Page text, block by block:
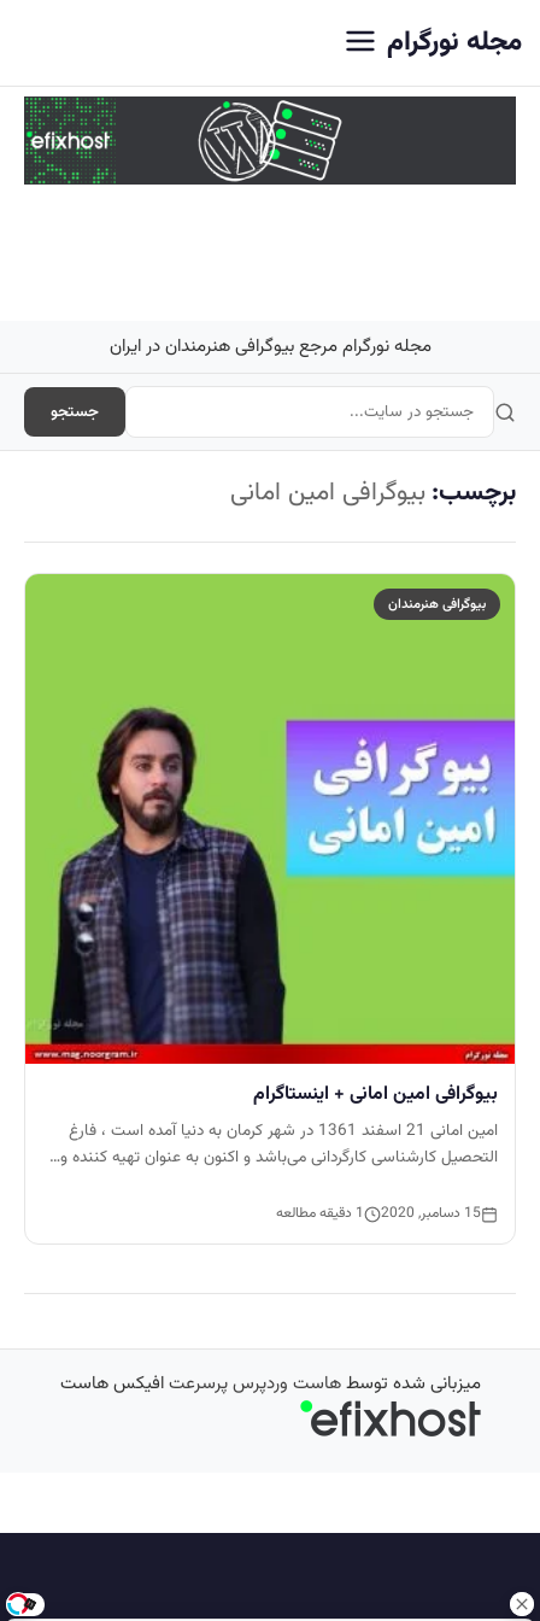
مجله نورگرام
مجله نورگرام مرجع بیوگرافی هنرمندان در ایران
جستجو
برچسب: بیوگرافی امین امانی
بیوگرافی هنرمندان
بیوگرافی امین امانی + اینستاگرام
امین امانی 21 اسفند 1361 در شهر کرمان به دنیا آمده است ، فارغ
التحصیل کارشناسی کارگردانی می‌باشد و اکنون به عنوان تهیه کننده و…
15 دسامبر, 2020 1 دقیقه مطالعه
میزبانی شده توسطهاست وردپرس پرسرعتافیکس هاست